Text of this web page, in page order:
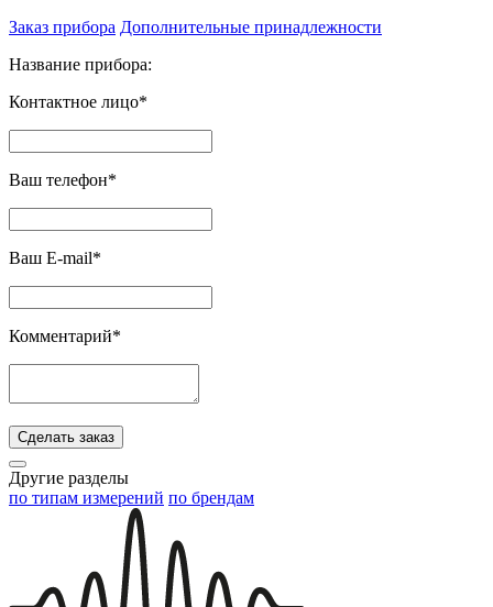
Заказ прибора Дополнительные принадлежности
Название прибора:
Контактное лицо*
Ваш телефон*
Ваш E-mail*
Комментарий*
Сделать заказ
Другие разделы
по типам измерений по брендам